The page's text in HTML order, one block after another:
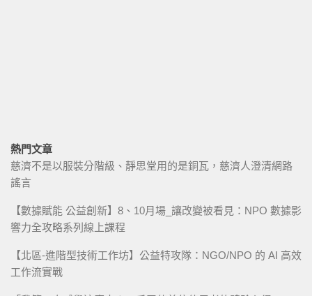
熱門文章
慈濟不是以服裝分階級、靜思堂用的是銅瓦，慈濟人澄清網路
謠言
【數據賦能 公益創新】8、10月場_讓改變被看見：NPO 數據影
響力全攻略系列線上課程
【北區-進階型技術工作坊】公益特攻隊：NGO/NPO 的 AI 高效
工作流實戰